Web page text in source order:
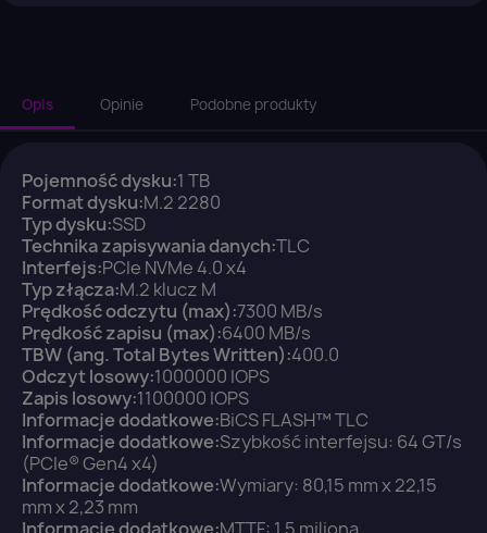
Opis Opinie Podobne produkty
Pojemność dysku:1 TB
Format dysku:M.2 2280
Typ dysku:SSD
Technika zapisywania danych:TLC
Interfejs:PCIe NVMe 4.0 x4
Typ złącza:M.2 klucz M
Prędkość odczytu (max):7300 MB/s
Prędkość zapisu (max):6400 MB/s
TBW (ang. Total Bytes Written):400.0
Odczyt losowy:1000000 IOPS
Zapis losowy:1100000 IOPS
Informacje dodatkowe:BiCS FLASH™ TLC
Informacje dodatkowe:Szybkość interfejsu: 64 GT/s
(PCIe® Gen4 x4)
Informacje dodatkowe:Wymiary: 80,15 mm x 22,15
mm x 2,23 mm
Zaloguj się
You need to be logged in to save products in your
wish list.
Anuluj Zaloguj się